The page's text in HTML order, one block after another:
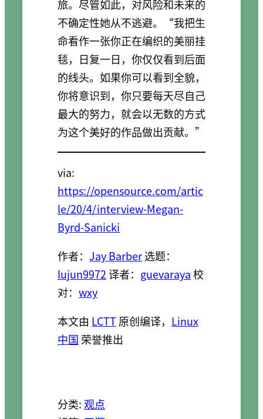
旅。尽管如此，对风险和未来的
不确定性她从不逃避。“我把生
命看作一张你正在编织的美丽挂
毯，日复一日，你仅仅看到后面
的线头。如果你可以看到全貌，
你将意识到，你只要每天尽自己
最大的努力，就会以无数的方式
为这个美好的作品做出贡献。”
via:
https://opensource.com/artic
le/20/4/interview-Megan-
Byrd-Sanicki
作者： Jay Barber选题：
lujun9972译者： guevaraya校
对： wxy
本文由 LCTT原创编译， Linux
中国 荣誉推出
分类: 观点